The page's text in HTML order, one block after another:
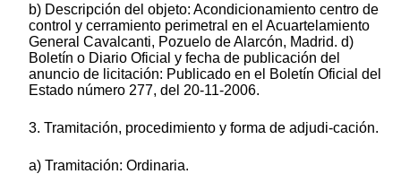
b) Descripción del objeto: Acondicionamiento centro de
control y cerramiento perimetral en el Acuartelamiento
General Cavalcanti, Pozuelo de Alarcón, Madrid. d)
Boletín o Diario Oficial y fecha de publicación del
anuncio de licitación: Publicado en el Boletín Oficial del
Estado número 277, del 20-11-2006.
3. Tramitación, procedimiento y forma de adjudi-cación.
a) Tramitación: Ordinaria.